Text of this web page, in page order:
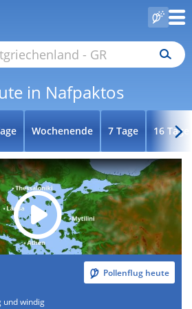
in Nafpaktos
Wochenende 7 Tage 16 Tage
Pollenflug heute
und windig